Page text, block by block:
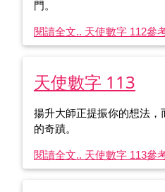
門。
閱讀全文.. 天使數字 112參
天使數字 113
揚升大師正提振你的想法，
的奇蹟。
閱讀全文.. 天使數字 113參